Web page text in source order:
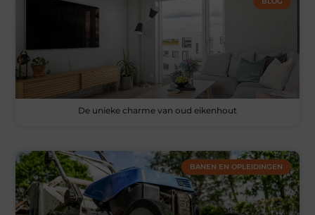
De unieke charme van oud eikenhout
BANEN EN OPLEIDINGEN